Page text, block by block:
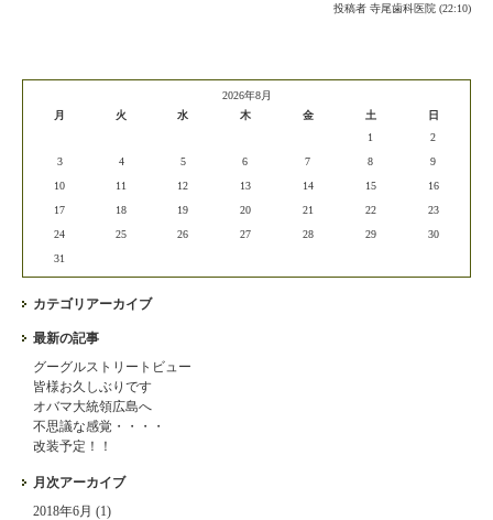
投稿者 寺尾歯科医院 (22:10)
2026年8月
月
火 水 木 金 土
日
1
2
3
4 5 6 7 8
9
10
11 12 13 14 15
16
17
18 19 20 21 22
23
24
25 26 27 28 29
30
31
カテゴリアーカイブ
最新の記事
グーグルストリートビュー
皆様お久しぶりです
オバマ大統領広島へ
不思議な感覚・・・・
改装予定！！
月次アーカイブ
2018年6月 (1)